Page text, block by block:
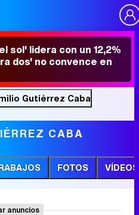
sol' lidera con un 12,2%
dos' no convence en
Gutiérrez Caba
CABA
FOTOS VÍDEOS
anuncios